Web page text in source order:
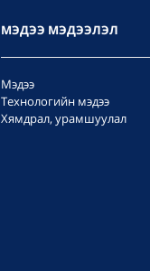
МЭДЭЭ МЭДЭЭЛЭЛ
Мэдээ
Технологийн мэдээ
Хямдрал, урамшуулал